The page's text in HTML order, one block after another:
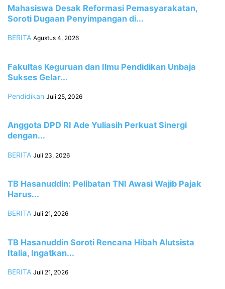
Mahasiswa Desak Reformasi Pemasyarakatan,
Soroti Dugaan Penyimpangan di...
BERITA Agustus 4, 2026
Fakultas Keguruan dan Ilmu Pendidikan Unbaja
Sukses Gelar...
Pendidikan Juli 25, 2026
Anggota DPD RI Ade Yuliasih Perkuat Sinergi
dengan...
BERITA Juli 23, 2026
TB Hasanuddin: Pelibatan TNI Awasi Wajib Pajak
Harus...
BERITA Juli 21, 2026
TB Hasanuddin Soroti Rencana Hibah Alutsista
Italia, Ingatkan...
BERITA Juli 21, 2026